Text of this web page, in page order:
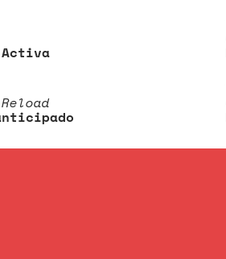
Activa